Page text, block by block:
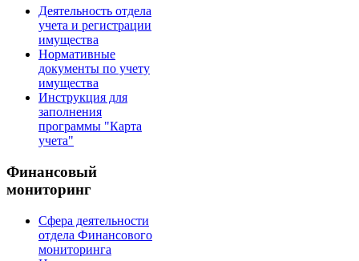
Деятельность отдела
учета и регистрации
имущества
Нормативные
документы по учету
имущества
Инструкция для
заполнения
программы "Карта
учета"
Финансовый
мониторинг
Сфера деятельности
отдела Финансового
мониторинга